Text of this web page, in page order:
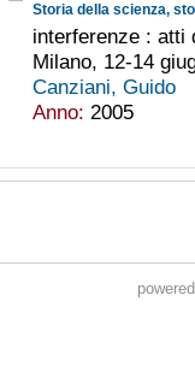
Storia della scienza,
interferenze : atti
Milano, 12-14
Canziani, Guido
Anno: 2005